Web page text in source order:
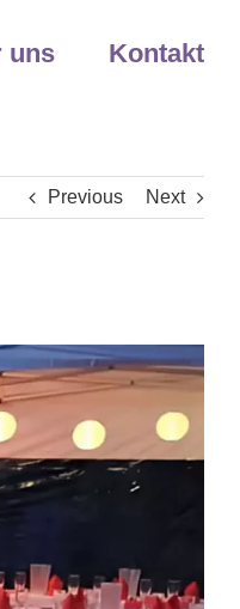
uns Kontakt
Previous Next